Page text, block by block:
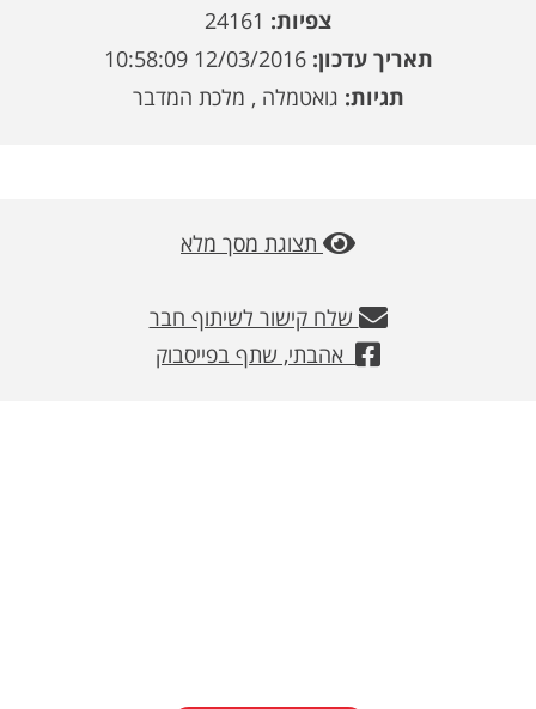
פיקאבוק על הקיר
חדש!פיקסל על הקיר
הדפס תמונתך בענק
גלריית מוצרים
מבצעים
התנתק
צפיות:
תאריך עדכון: 12/03/2016 10:58:09
תגיות: גואטמלה , מלכת המדבר
תצוגת מסך מלא
שלח קישור לשיתוף חבר
אהבתי, שתף בפייסבוק